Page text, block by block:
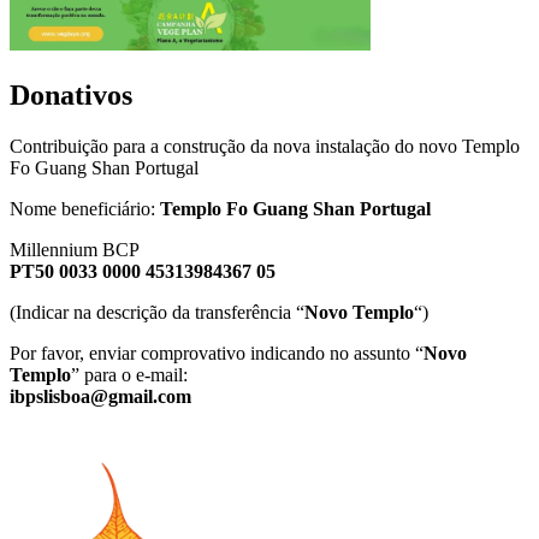
Donativos
Contribuição para a construção da nova instalação do novo Templo
Fo Guang Shan Portugal
Nome beneficiário: Templo Fo Guang Shan Portugal
Millennium BCP
PT50 0033 0000 45313984367 05
(Indicar na descrição da transferência “Novo Templo“)
Por favor, enviar comprovativo indicando no assunto “Novo
Templo” para o e-mail:
ibpslisboa@gmail.com